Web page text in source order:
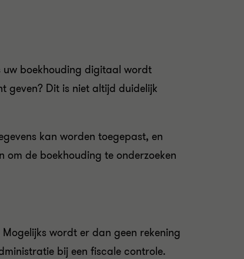
uw boekhouding digitaal wordt
geven? Dit is niet altijd duidelijk
kan worden toegepast, en
om de boekhouding te onderzoeken
wordt er dan geen rekening
bij een fiscale controle.